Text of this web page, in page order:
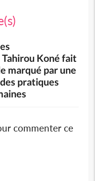
Koné fait
marqué par une
pratiques
commenter ce